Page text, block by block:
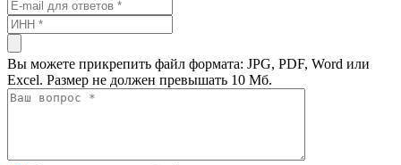
Вы можете прикрепить файл формата: JPG, PDF, Word или
Excel. Размер не должен превышать 10 Мб.